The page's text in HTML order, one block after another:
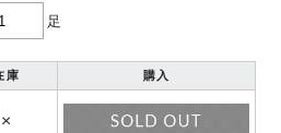
足
庫 購入
×